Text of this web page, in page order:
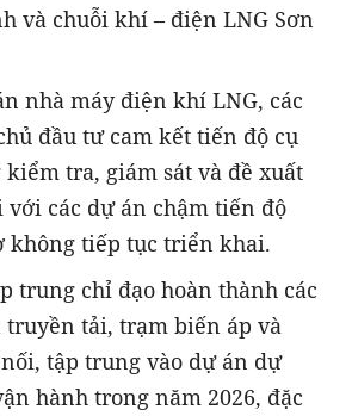
và chuỗi khí – điện LNG Sơn
nhà máy điện khí LNG, các
đầu tư cam kết tiến độ cụ
tra, giám sát và đề xuất
các dự án chậm tiến độ
không tiếp tục triển khai.
trung chỉ đạo hoàn thành các
tải, trạm biến áp và
tập trung vào dự án dự
hành trong năm 2026, đặc